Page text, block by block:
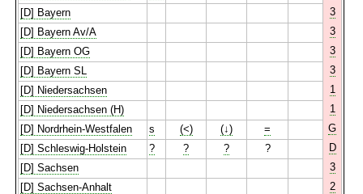
[D] Bayern
3
[D] Bayern Av/A
3
[D] Bayern OG
3
[D] Bayern SL
3
[D] Niedersachsen
1
[D] Niedersachsen (H)
1
[D] Nordrhein-Westfalen
s (<) (↓) =
G
[D] Schleswig-Holstein
? ? ? ?
D
[D] Sachsen
3
[D] Sachsen-Anhalt
2